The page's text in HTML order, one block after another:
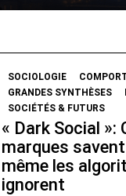
SOCIOLOGIE
GRANDES SYNTHÈSES
SOCIÉTÉS & FUTURS
« Dark Social »:
marques
même les
ignorent